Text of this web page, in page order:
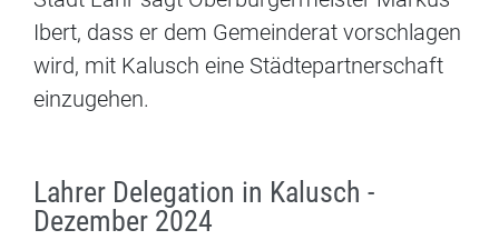
Ibert, dass er dem Gemeinderat vorschlagen
wird, mit Kalusch eine Städtepartnerschaft
einzugehen.
Lahrer Delegation in Kalusch -
Dezember 2024